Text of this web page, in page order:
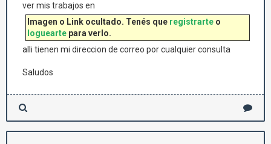
ver mis trabajos en
Imagen o Link ocultado. Tenés que registrarte o
loguearte para verlo.
alli tienen mi direccion de correo por cualquier consulta
Saludos